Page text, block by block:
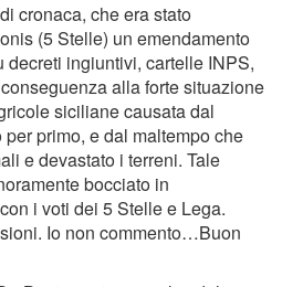
cronaca, che era stato
(5 Stelle) un emendamento
decreti ingiuntivi, cartelle INPS,
alla forte situazione
siciliane causata dal
primo, e dal maltempo che
e devastato i terreni. Tale
bocciato in
i voti dei 5 Stelle e Lega.
Io non commento…Buon